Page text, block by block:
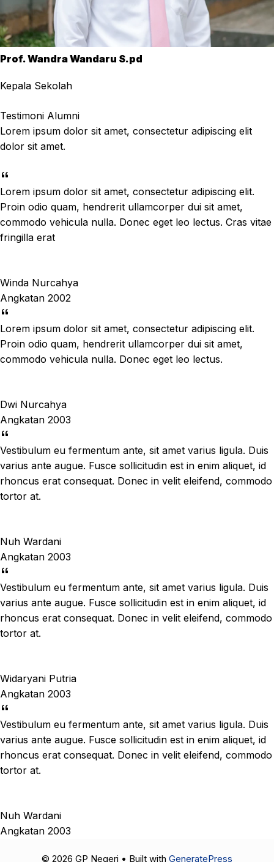
Prof. Wandra Wandaru S.pd
Kepala Sekolah
Testimoni Alumni
Lorem ipsum dolor sit amet, consectetur adipiscing elit
dolor sit amet.
Lorem ipsum dolor sit amet, consectetur adipiscing elit.
Proin odio quam, hendrerit ullamcorper dui sit amet,
commodo vehicula nulla. Donec eget leo lectus. Cras vitae
fringilla erat
Winda Nurcahya
Angkatan 2002
Lorem ipsum dolor sit amet, consectetur adipiscing elit.
Proin odio quam, hendrerit ullamcorper dui sit amet,
commodo vehicula nulla. Donec eget leo lectus.
Dwi Nurcahya
Angkatan 2003
Vestibulum eu fermentum ante, sit amet varius ligula. Duis
varius ante augue. Fusce sollicitudin est in enim aliquet, id
rhoncus erat consequat. Donec in velit eleifend, commodo
tortor at.
Nuh Wardani
Angkatan 2003
Vestibulum eu fermentum ante, sit amet varius ligula. Duis
varius ante augue. Fusce sollicitudin est in enim aliquet, id
rhoncus erat consequat. Donec in velit eleifend, commodo
tortor at.
Widaryani Putria
Angkatan 2003
Vestibulum eu fermentum ante, sit amet varius ligula. Duis
varius ante augue. Fusce sollicitudin est in enim aliquet, id
rhoncus erat consequat. Donec in velit eleifend, commodo
tortor at.
Nuh Wardani
Angkatan 2003
© 2026 GP Negeri • Built with GeneratePress